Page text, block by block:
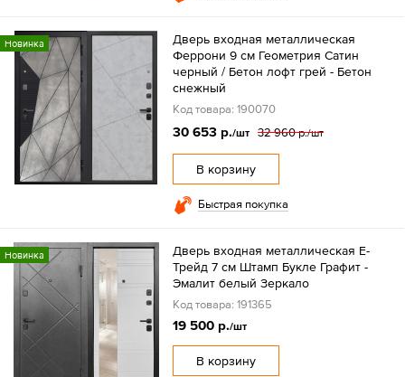
Новинка
Дверь входная металлическая
Феррони 9 см Геометрия Сатин
черный / Бетон лофт грей - Бетон
снежный
Код товара: 190070
30 653 р./шт 32 960 р./шт
В корзину
Быстрая покупка
Новинка
Дверь входная металлическая Е-
Трейд 7 см Штамп Букле Графит -
Эмалит белый Зеркало
Код товара: 191365
19 500 р./шт
В корзину